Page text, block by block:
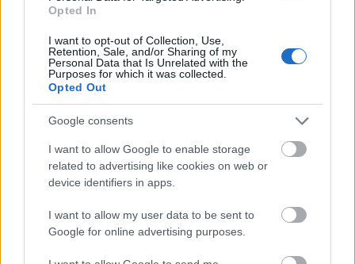
Opted In
I want to opt-out of Collection, Use,
Retention, Sale, and/or Sharing of my
Personal Data that Is Unrelated with the
Purposes for which it was collected.
Opted Out
Google consents
I want to allow Google to enable storage
related to advertising like cookies on web or
device identifiers in apps.
I want to allow my user data to be sent to
Google for online advertising purposes.
A Figaro bűvészboltban (BP. 1114, Bartók Béla út 31)
www.figarobuveszbolt.hu
________________
Átutalás:
Utalj annyiszor 3900 Ft-ot az alábbi bankszámlára
Kelle Botond
10918001-00000017-60270003 (Unicredit)
A megjegyzésbe írd be azt a nevet amire szeretnéd,
hogy a jegyek félre legyenek téve. Majd írd meg
emailben az kellebotond@gmail.com-ra, hogy